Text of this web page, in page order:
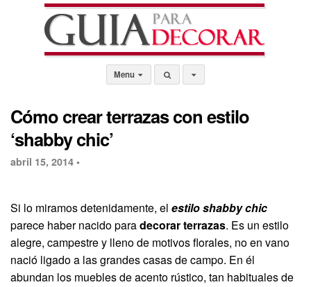
Menu
Cómo crear terrazas con estilo
‘shabby chic’
abril 15, 2014 •
Si lo miramos detenidamente, el estilo shabby chic
parece haber nacido paradecorar terrazas. Es un estilo
alegre, campestre y lleno de motivos florales, no en vano
nació ligado a las grandes casas de campo. En él
abundan los muebles de acento rústico, tan habituales de